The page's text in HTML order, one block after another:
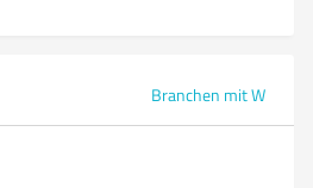
Branchen mit W